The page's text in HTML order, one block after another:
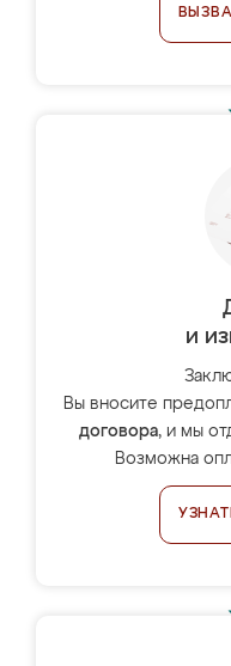
и
Вы вносите
договора, и мы
Возможна